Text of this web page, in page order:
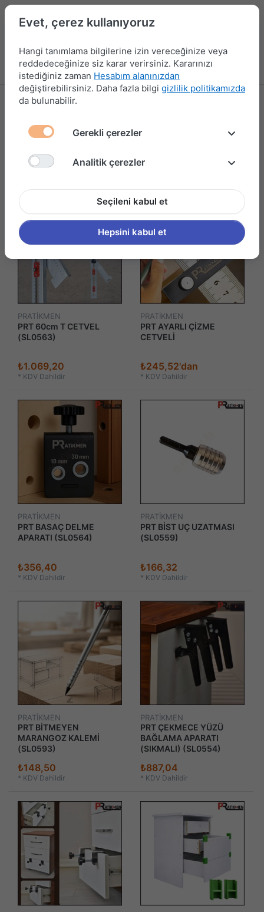
Menü Kampanyalar Yeni Ürünler Giriş yap
PRATİKMEN
49 ürün gösteriliyor
Filtrele ve Sırala
PRATİKMEN
PRT 60cm T CETVEL
(SL0563)
₺1.069,20
* KDV Dahildir
PRATİKMEN
PRT AYARLI ÇİZME
CETVELİ
₺245,52'dan
* KDV Dahildir
PRATİKMEN
PRT BASAÇ DELME
APARATI (SL0564)
₺356,40
* KDV Dahildir
PRATİKMEN
PRT BİST UÇ UZATMASI
(SL0559)
₺166,32
* KDV Dahildir
PRATİKMEN
PRT BİTMEYEN
MARANGOZ KALEMİ
(SL0593)
₺148,50
* KDV Dahildir
PRATİKMEN
PRT ÇEKMECE YÜZÜ
BAĞLAMA APARATI
(SIKMALI) (SL0554)
₺887,04
* KDV Dahildir
Evet, çerez kullanıyoruz
Hangi tanımlama bilgilerine izin vereceğinize veya
reddedeceğinize siz karar verirsiniz. Kararınızı
istediğiniz zaman Hesabım alanınızdan
değiştirebilirsiniz. Daha fazla bilgi gizlilik politikamızda
da bulunabilir.
Gerekli çerezler
Analitik çerezler
Seçileni kabul et
Hepsini kabul et